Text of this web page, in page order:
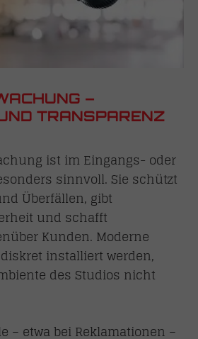
–
TRANSPARENZ
ist im Eingangs- oder
sinnvoll. Sie schützt
Überfällen, gibt
und schafft
Kunden. Moderne
installiert werden,
des Studios nicht
– etwa bei Reklamationen –